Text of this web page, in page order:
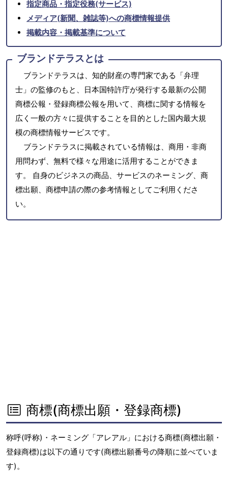
指定商品・指定役務(サービス)
メディア(新聞、雑誌等)への商標情報提供
掲載内容・掲載基準について
ブランドテラスとは
ブランドテラスは、知的財産の専門家である「弁理
士」の監修のもと、日本国特許庁が発行する最新の公開
商標公報・登録商標公報を用いて、商標に関する情報を
広く一般の方々に提供することを目的とした国内最大規
模の商標情報サービスです。
ブランドテラスに掲載されている情報は、商用・非商
用問わず、無料で様々な用途に活用することができま
す。 自身のビジネスの商品、サービスのネーミング、商
標出願、商標申請の際の参考情報としてご利用くださ
い。
商標(商標出願・登録商標)
称呼(呼称)・ネーミング「アレアル」における商標(商標出願・
登録商標)は以下の通りです(商標出願番号の降順に並べていま
す)。